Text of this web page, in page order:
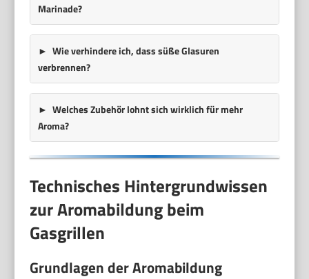
Marinade?
Wie verhindere ich, dass süße Glasuren
verbrennen?
Welches Zubehör lohnt sich wirklich für mehr
Aroma?
Technisches Hintergrundwissen
zur Aromabildung beim
Gasgrillen
Grundlagen der Aromabildung